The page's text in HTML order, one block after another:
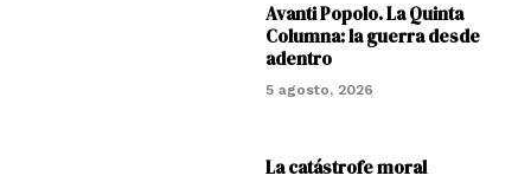
Avanti Popolo. La Quinta
Columna: la guerra desde
adentro
5 agosto, 2026
La catástrofe moral